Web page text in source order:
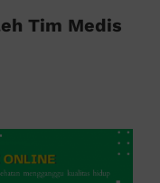
Tim Medis